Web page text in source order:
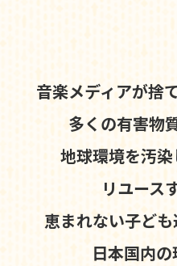
音楽メディアが捨
多くの有害物
地球環境を汚
リユース
恵まれない子ども
日本国内